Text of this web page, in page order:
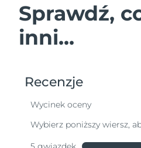
Sprawdź,
inni...